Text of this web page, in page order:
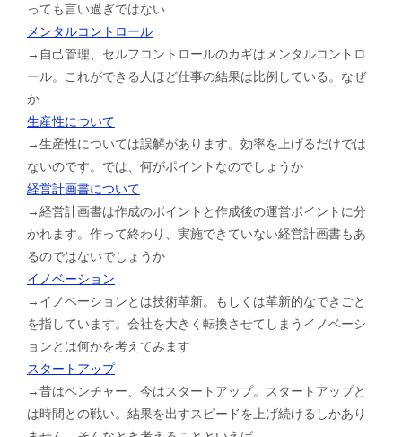
っても言い過ぎではない
メンタルコントロール
→自己管理、セルフコントロールのカギはメンタルコントロ
ール。これができる人ほど仕事の結果は比例している。なぜ
か
生産性について
→生産性については誤解があります。効率を上げるだけでは
ないのです。では、何がポイントなのでしょうか
経営計画書について
→経営計画書は作成のポイントと作成後の運営ポイントに分
かれます。作って終わり、実施できていない経営計画書もあ
るのではないでしょうか
イノベーション
→イノベーションとは技術革新。もしくは革新的なできごと
を指しています。会社を大きく転換させてしまうイノベーシ
ョンとは何かを考えてみます
スタートアップ
→昔はベンチャー、今はスタートアップ。スタートアップと
は時間との戦い。結果を出すスピードを上げ続けるしかあり